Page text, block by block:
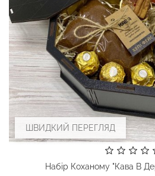
ШВИДКИЙ ПЕРЕГЛЯД
Набір Коханому "Кава В